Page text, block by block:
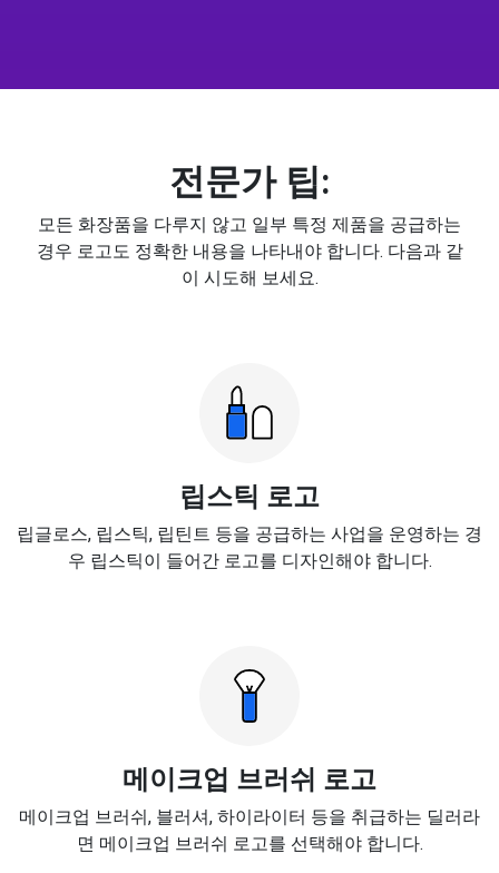
전문가 팁:
모든 화장품을 다루지 않고 일부 특정 제품을 공급하는
경우 로고도 정확한 내용을 나타내야 합니다. 다음과 같
이 시도해 보세요.
립스틱 로고
립글로스, 립스틱, 립틴트 등을 공급하는 사업을 운영하는 경
우 립스틱이 들어간 로고를 디자인해야 합니다.
메이크업 브러쉬 로고
메이크업 브러쉬, 블러셔, 하이라이터 등을 취급하는 딜러라
면 메이크업 브러쉬 로고를 선택해야 합니다.